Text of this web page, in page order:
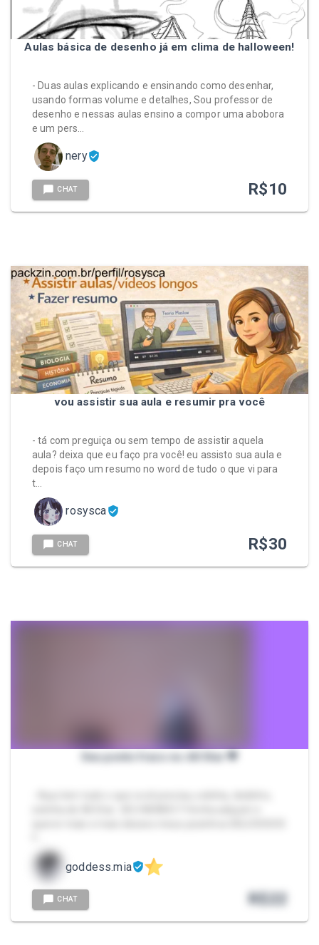
Aulas básica de desenho já em clima de halloween!
- Duas aulas explicando e ensinando como desenhar,
usando formas volume e detalhes, Sou professor de
desenho e nessas aulas ensino a compor uma abobora
e um pers…
nery
CHAT R$10
vou assistir sua aula e resumir pra você
- tá com preguiça ou sem tempo de assistir aquela
aula? deixa que eu faço pra você! eu assisto sua aula e
depois faço um resumo no word de tudo o que vi para
t…
rosysca
CHAT R$30
Seu ponto fraco no All Star 💖
goddess.mia
CHAT R$22